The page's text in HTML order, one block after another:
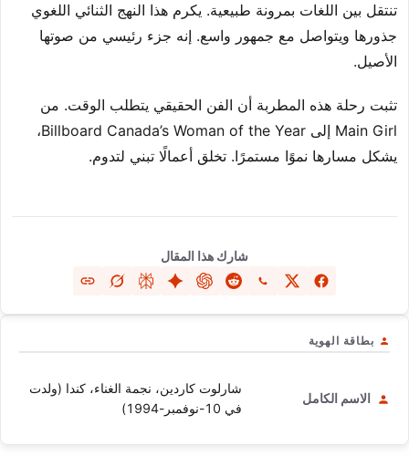
تنتقل بين اللغات بمرونة طبيعية. يكرم هذا النهج الثنائي اللغوي
جذورها ويتواصل مع جمهور واسع. إنه جزء رئيسي من صوتها
الأصيل.
تثبت رحلة هذه المطربة أن الفن الحقيقي يتطلب الوقت. من
Main Girl إلى Billboard Canada’s Woman of the Year،
يشكل مسارها نموًا مستمرًا. تخلق أعمالًا تبني لتدوم.
شارك هذا المقال
بطاقة الهوية
الاسم الكامل
شارلوت كاردين، نجمة الغناء، كندا (ولدت
في 10-نوفمبر-1994)